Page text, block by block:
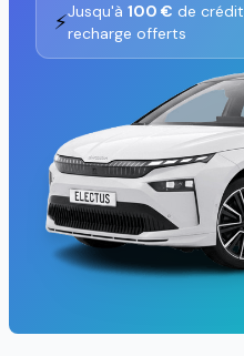
⚡Jusqu'à 100 € de crédit
recharge offerts